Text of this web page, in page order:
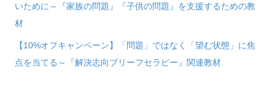
いために～『家族の問題』『子供の問題』を支援するための教
材
【10%オフキャンペーン】「問題」ではなく「望む状態」に焦
点を当てる～『解決志向ブリーフセラピー』関連教材